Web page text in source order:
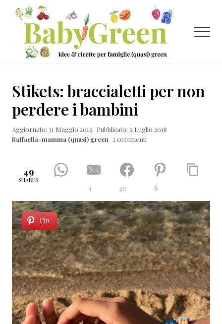
Menu
Passa
contenuto
principale
Passa
laterale
primaria
Passa
ricette
per
famiglie
Menu
Stikets: braccialetti per non
perdere i bambini
Aggiornato: 31 Maggio 2019 Pubblicato: 9 Luglio 2018
Raffaella-mamma (quasi) green 2 commenti
49
SHARES
1 40 8
Pin